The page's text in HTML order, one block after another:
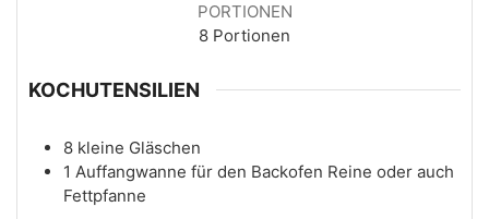
PORTIONEN
8 Portionen
KOCHUTENSILIEN
8 kleine Gläschen
1 Auffangwanne für den Backofen Reine oder auch
Fettpfanne